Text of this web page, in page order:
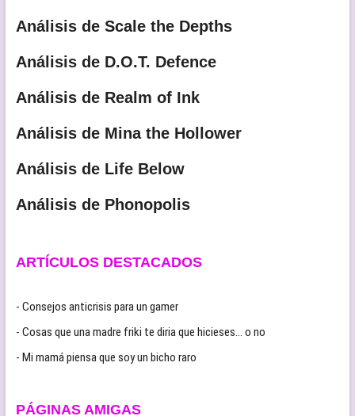
Análisis de Scale the Depths
Análisis de D.O.T. Defence
Análisis de Realm of Ink
Análisis de Mina the Hollower
Análisis de Life Below
Análisis de Phonopolis
ARTÍCULOS DESTACADOS
- Consejos anticrisis para un gamer
- Cosas que una madre friki te diria que hicieses… o no
- Mi mamá piensa que soy un bicho raro
PÁGINAS AMIGAS